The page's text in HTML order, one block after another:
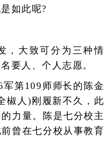
如此呢?
大致可分为三种情
要人、个人志愿。
第109师师长的陈金
椒人)刚履新不久，此
力量。陈是七分校主
曾在七分校从事教育